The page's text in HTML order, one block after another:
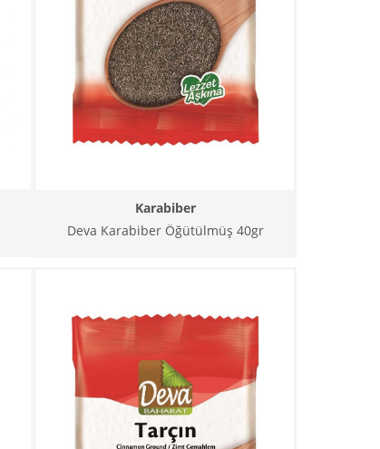
Karabiber
Deva Karabiber Öğütülmüş 40gr